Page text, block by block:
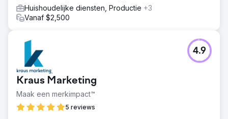
Huishoudelijke diensten, Productie +3
Vanaf $2,500
Kraus Marketing
Maak een merkimpact™
5 reviews
4.9